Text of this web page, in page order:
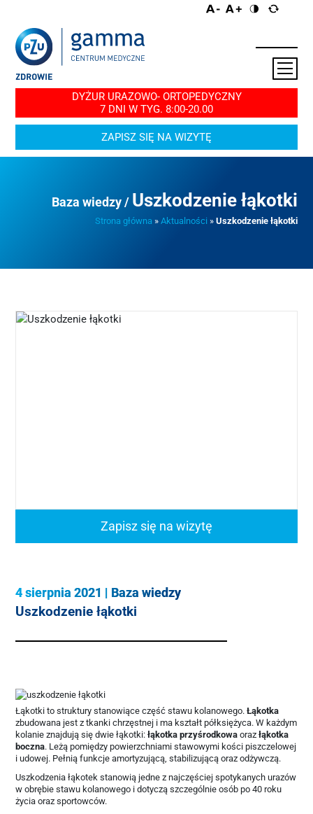
DYŻUR URAZOWO- ORTOPEDYCZNY
7 DNI W TYG. 8:00-20.00
ZAPISZ SIĘ NA WIZYTĘ
Baza wiedzy / Uszkodzenie łąkotki
Strona główna » Aktualności » Uszkodzenie łąkotki
Zapisz się na wizytę
4 sierpnia 2021 | Baza wiedzy
Uszkodzenie łąkotki
Łąkotki to struktury stanowiące część stawu kolanowego.Łąkotka
zbudowana jest z tkanki chrzęstnej i ma kształt półksiężyca. W każdym
kolanie znajdują się dwie łąkotki:łąkotka przyśrodkowa orazłąkotka
boczna. Leżą pomiędzy powierzchniami stawowymi kości piszczelowej
i udowej. Pełnią funkcje amortyzującą, stabilizującą oraz odżywczą.
Uszkodzenia łąkotek stanowią jedne z najczęściej spotykanych urazów
w obrębie stawu kolanowego i dotyczą szczególnie osób po 40 roku
życia oraz sportowców.